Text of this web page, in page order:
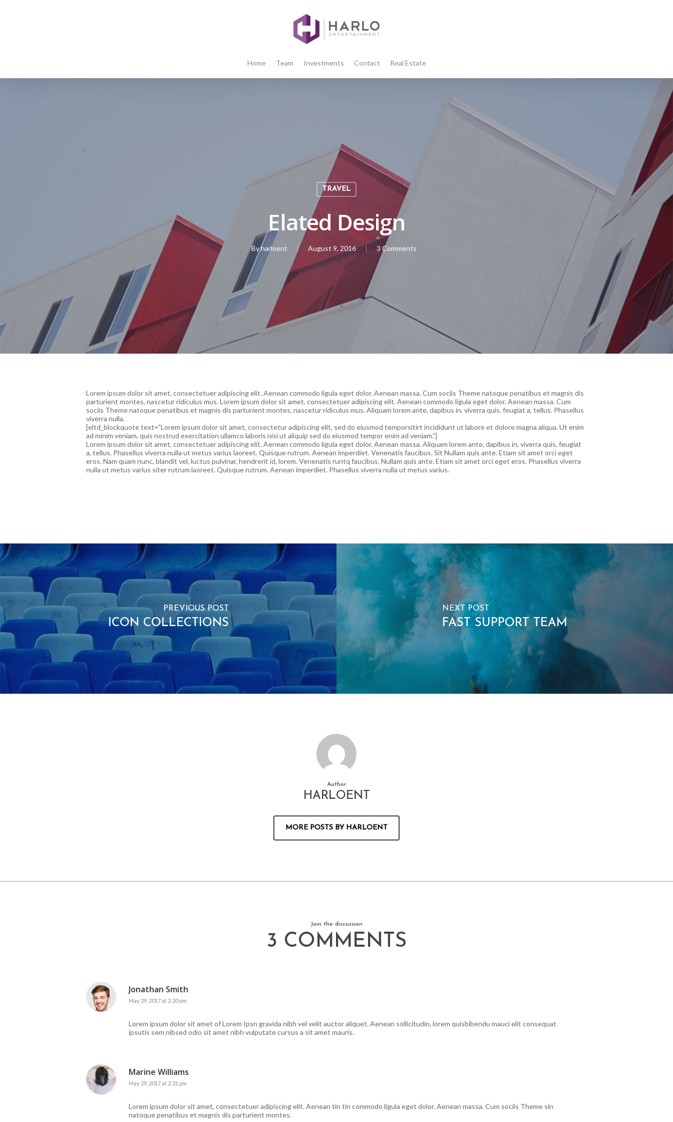
Home Team Investments Contact Real Estate
TRAVEL
Elated Design
Byharloent August 9, 2016 3 Comments
Lorem ipsum dolor sit amet, consectetuer adipiscing elit. Aenean commodo ligula eget dolor. Aenean massa. Cum sociis Theme natoque penatibus et magnis dis
parturient montes, nascetur ridiculus mus. Lorem ipsum dolor sit amet, consectetuer adipiscing elit. Aenean commodo ligula eget dolor. Aenean massa. Cum
sociis Theme natoque penatibus et magnis dis parturient montes, nascetur ridiculus mus. Aliquam lorem ante, dapibus in, viverra quis, feugiat a, tellus. Phasellus
viverra nulla.
[eltd_blockquote text=”Lorem ipsum dolor sit amet, consectetur adipiscing elit, sed do eiusmod temporsitirt incididunt ut labore et dolore magna aliqua. Ut enim
ad minim veniam, quis nostrud exercitation ullamco laboris nisi ut aliquip sed do eiusmod tempor enim ad veniam.”]
Lorem ipsum dolor sit amet, consectetuer adipiscing elit. Aenean commodo ligula eget dolor. Aenean massa. Aliquam lorem ante, dapibus in, viverra quis, feugiat
a, tellus. Phasellus viverra nulla ut metus varius laoreet. Quisque rutrum. Aenean imperdiet. Venenatis faucibus. Sit Nullam quis ante. Etiam sit amet orci eget
eros. Nam quam nunc, blandit vel, luctus pulvinar, hendrerit id, lorem. Venenatis runtq faucibus. Nullam quis ante. Etiam sit amet orci eget eros. Phasellus viverra
nulla ut metus varius siter rutrum laoreet. Quisque rutrum. Aenean imperdiet. Phasellus viverra nulla ut metus varius.
PREVIOUS POST
ICON COLLECTIONS
NEXT POST
FAST SUPPORT TEAM
Author
HARLOENT
MORE POSTS BY HARLOENT
Join the discussion
3 COMMENTS
Jonathan Smith
May 29, 2017 at 2:30 pm
Lorem ipsum dolor sit amet of Lorem Ipsn gravida nibh vel velit auctor aliquet. Aenean sollicitudin, lorem quisbibendu mauci elit consequat
ipsutis sem nibsed odio sit amet nibh vulputate cursus a sit amet mauris.
Marine Williams
May 29, 2017 at 2:31 pm
Lorem ipsum dolor sit amet, consectetuer adipiscing elit. Aenean tin tin commodo ligula eget dolor. Aenean massa. Cum sociis Theme sin
natoque penatibus et magnis dis parturient montes.